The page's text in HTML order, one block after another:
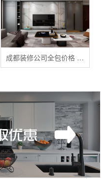
成都装修公司全包价格 成都全包装修多少钱一平